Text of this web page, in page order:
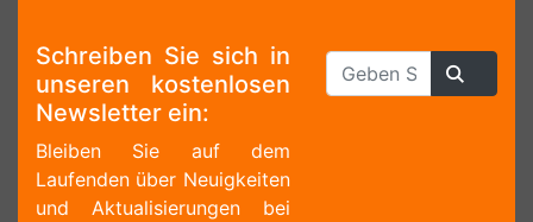
Schreiben Sie sich in
unseren kostenlosen
Newsletter ein:
Bleiben Sie auf dem
Laufenden über Neuigkeiten
und Aktualisierungen bei